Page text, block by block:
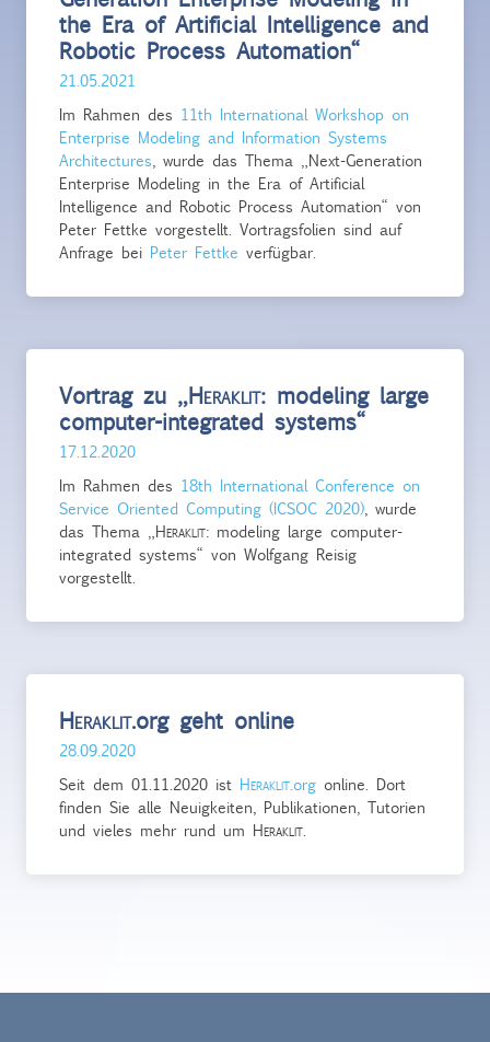
the Era of Artificial Intelligence and
Robotic Process Automation“
21.05.2021
Im Rahmen des 11th International Workshop on
Enterprise Modeling and Information Systems
Architectures , wurde das Thema „Next-Generation
Enterprise Modeling in the Era of Artificial
Intelligence and Robotic Process Automation“ von
Peter Fettke vorgestellt. Vortragsfolien sind auf
Anfrage bei Peter Fettke verfügbar.
Vortrag zu „Heraklit: modeling large
computer-integrated systems“
17.12.2020
Im Rahmen des 18th International Conference on
Service Oriented Computing (ICSOC 2020) , wurde
das Thema „ Heraklit: modeling large computer-
integrated systems“ von Wolfgang Reisig
vorgestellt.
Heraklit.org geht online
28.09.2020
Seit dem 01.11.2020 ist Heraklit.org online. Dort
finden Sie alle Neuigkeiten, Publikationen, Tutorien
und vieles mehr rund um Heraklit